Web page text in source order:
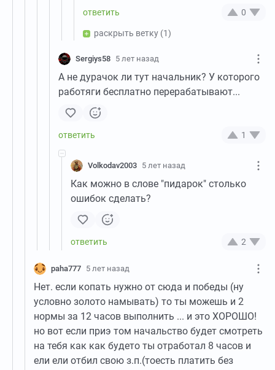
0
раскрыть ветку (1)
Sergiys58 5 лет назад
А не дурачок ли тут начальник? У которого
работяги бесплатно перерабатывают...
1
Volkodav2003 5 лет назад
Как можно в слове "пидарок" столько
ошибок сделать?
2
paha777 5 лет назад
Нет. если копать нужно от сюда и победы (ну
условно золото намывать) то ты можешь и 2
нормы за 12 часов выполнить ... и это ХОРОШО!
но вот если приэ том начальство будет смотреть
на тебя как как будето ты отработал 8 часов и
ели ели отбил свою з.п.(тоесть платить без